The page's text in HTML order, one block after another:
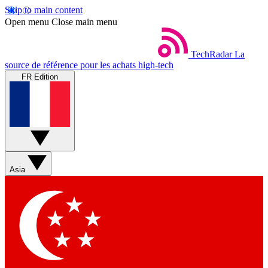
Skip to main content
Open menu Close main menu
TechRadar La
source de référence pour les achats high-tech
FR Edition
Asia